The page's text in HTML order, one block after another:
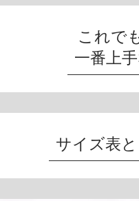
これで
一番上
サイズ表